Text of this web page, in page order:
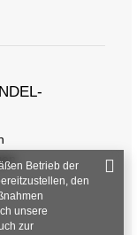
K
Betrieb der
den
unsere
zur